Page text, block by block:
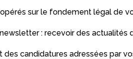
sur le fondement légal de
: recevoir des actualités
des candidatures adressées par